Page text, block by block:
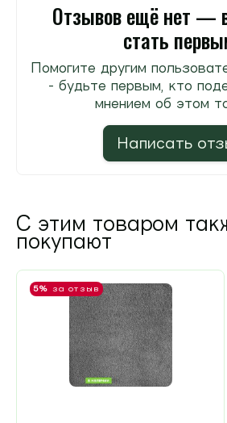
Отзывов ещё нет —
стать
Помогите другим
- будьте первым, кто
мнением об этом
Написать
С этим товаром
покупают
5% за отзыв